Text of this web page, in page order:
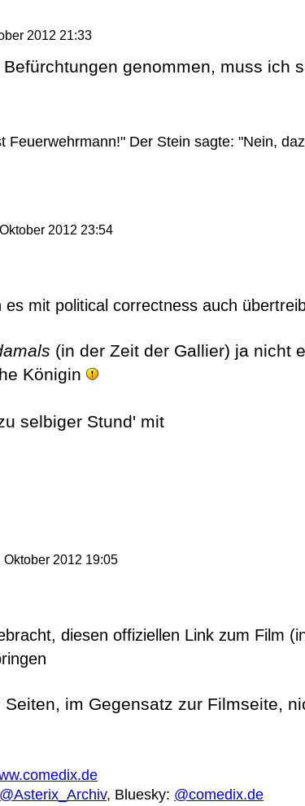
2012 21:33
genommen, muss ich
Feuerwehrmann!" Der Stein sagte: "Nein,
2012 23:54
mit political correctness auch
(in der Zeit der Gallier) ja nicht
Königin
selbiger Stund' mit
Oktober 2012 19:05
diesen offiziellen Link zum Film
im Gegensatz zur Filmseite,
@Asterix_Archiv, Bluesky: @comedix.de